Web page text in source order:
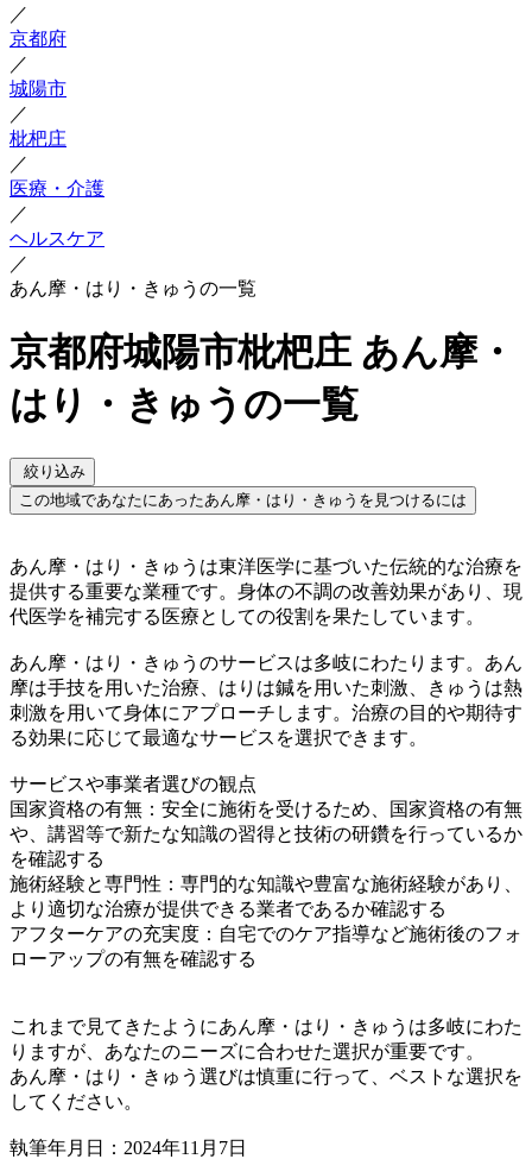
／
京都府
／
城陽市
／
枇杷庄
／
医療・介護
／
ヘルスケア
／
あん摩・はり・きゅうの一覧
京都府城陽市枇杷庄 あん摩・
はり・きゅうの一覧
絞り込み
この地域であなたにあったあん摩・はり・きゅうを見つけるには
あん摩・はり・きゅうは東洋医学に基づいた伝統的な治療を
提供する重要な業種です。身体の不調の改善効果があり、現
代医学を補完する医療としての役割を果たしています。
あん摩・はり・きゅうのサービスは多岐にわたります。あん
摩は手技を用いた治療、はりは鍼を用いた刺激、きゅうは熱
刺激を用いて身体にアプローチします。治療の目的や期待す
る効果に応じて最適なサービスを選択できます。
サービスや事業者選びの観点
国家資格の有無：安全に施術を受けるため、国家資格の有無
や、講習等で新たな知識の習得と技術の研鑽を行っているか
を確認する
施術経験と専門性：専門的な知識や豊富な施術経験があり、
より適切な治療が提供できる業者であるか確認する
アフターケアの充実度：自宅でのケア指導など施術後のフォ
ローアップの有無を確認する
これまで見てきたようにあん摩・はり・きゅうは多岐にわた
りますが、あなたのニーズに合わせた選択が重要です。
あん摩・はり・きゅう選びは慎重に行って、ベストな選択を
してください。
執筆年月日：2024年11月7日